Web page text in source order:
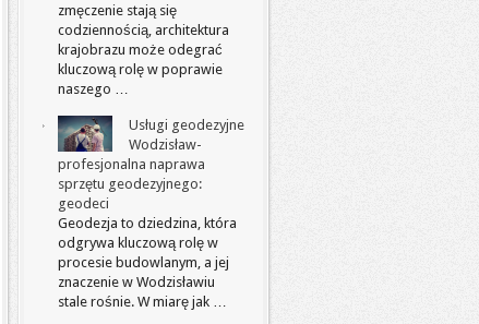
zmęczenie stają się
codziennością, architektura
krajobrazu może odegrać
kluczową rolę w poprawie
naszego …
Usługi geodezyjne
Wodzisław-
profesjonalna naprawa
sprzętu geodezyjnego:
geodeci
Geodezja to dziedzina, która
odgrywa kluczową rolę w
procesie budowlanym, a jej
znaczenie w Wodzisławiu
stale rośnie. W miarę jak …